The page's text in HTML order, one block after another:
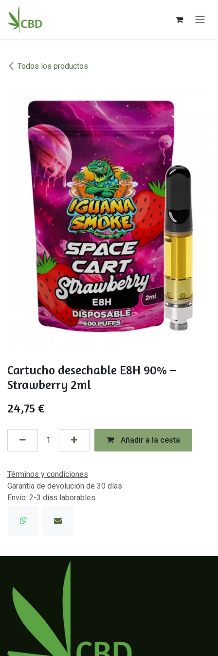
Ir al contenido
Todos los productos
Cartucho desechable E8H 90% –
Strawberry 2ml
24,75 €
Añadir a la cesta
Términos y condiciones
Garantía de devolución de 30 días
Envío: 2-3 días laborables